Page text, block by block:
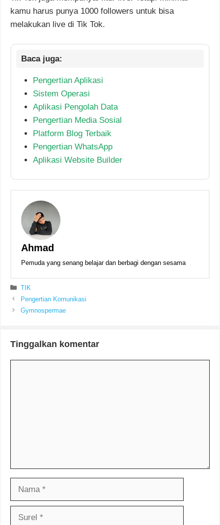
kamu harus punya 1000 followers untuk bisa
melakukan live di Tik Tok.
Pengertian Aplikasi
Sistem Operasi
Aplikasi Pengolah Data
Pengertian Media Sosial
Platform Blog Terbaik
Pengertian WhatsApp
Aplikasi Website Builder
Ahmad
Pemuda yang senang belajar dan berbagi dengan sesama
Kategori
TIK
Pengertian Komunikasi
Gymnospermae
Tinggalkan komentar